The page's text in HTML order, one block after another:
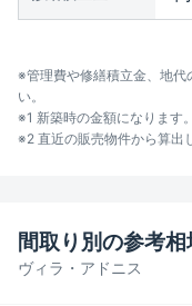
※管理費や修繕積立金、地代
い。
※1 新築時の金額になります。
※2 直近の販売物件から算出
ヴィラ・アドニス
間取り別の参考